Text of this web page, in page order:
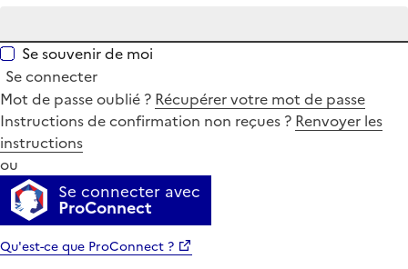
Se souvenir de moi
Se connecter
Mot de passe oublié ? Récupérer votre mot de passe
Instructions de confirmation non reçues ? Renvoyer les
instructions
ou
Se connecter avec
ProConnect
Qu'est-ce que ProConnect ?